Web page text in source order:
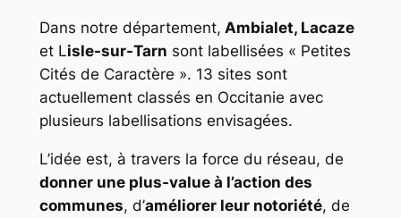
Dans notre département, Ambialet, Lacaze
et Lisle-sur-Tarn sont labellisées « Petites
Cités de Caractère ». 13 sites sont
actuellement classés en Occitanie avec
plusieurs labellisations envisagées.
L’idée est, à travers la force du réseau, de
donner une plus-value à l’action des
communes, d’améliorer leur notoriété, de